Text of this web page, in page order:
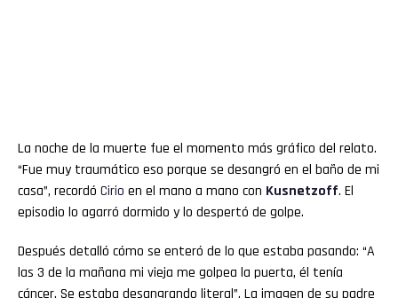
La noche de la muerte fue el momento más gráfico del relato.
“Fue muy traumático eso porque se desangró en el baño de mi
casa”, recordó Cirio en el mano a mano con Kusnetzoff. El
episodio lo agarró dormido y lo despertó de golpe.
Después detalló cómo se enteró de lo que estaba pasando: “A
las 3 de la mañana mi vieja me golpea la puerta, él tenía
cáncer. Se estaba desangrando literal”. La imagen de su padre